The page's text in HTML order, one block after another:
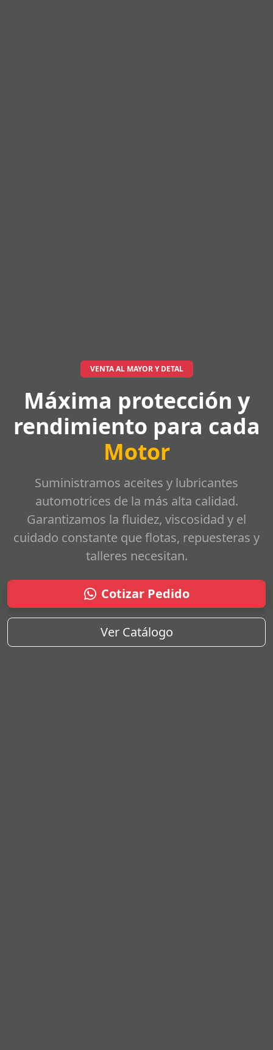
VENTA AL MAYOR Y DETAL
Máxima protección y
rendimiento para cada
Motor
Suministramos aceites y lubricantes
automotrices de la más alta calidad.
Garantizamos la fluidez, viscosidad y el
cuidado constante que flotas, repuesteras y
talleres necesitan.
Cotizar Pedido
Ver Catálogo